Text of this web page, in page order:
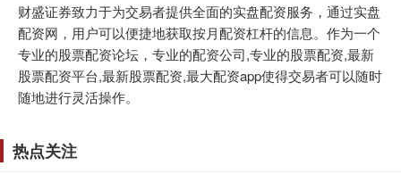
财盛证券致力于为交易者提供全面的实盘配资服务，通过实盘
配资网，用户可以便捷地获取按月配资杠杆的信息。作为一个
专业的股票配资论坛，专业的配资公司,专业的股票配资,最新
股票配资平台,最新股票配资,最大配资app使得交易者可以随时
随地进行灵活操作。
热点关注